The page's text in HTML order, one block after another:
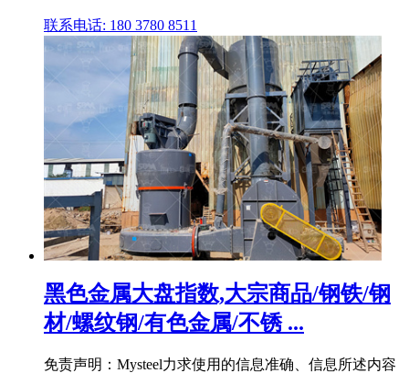
联系电话: 180 3780 8511
黑色金属大盘指数,大宗商品/钢铁/钢
材/螺纹钢/有色金属/不锈 ...
免责声明：Mysteel力求使用的信息准确、信息所述内容